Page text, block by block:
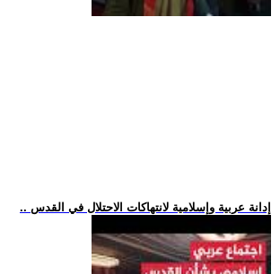
.. إدانة عربية وإسلامية لانتهاكات الاحتلال في القدس